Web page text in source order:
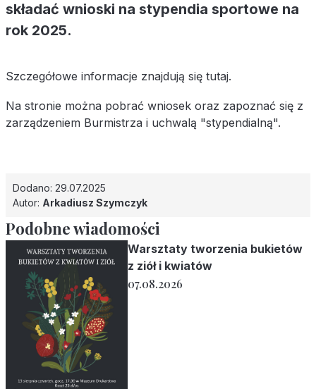
składać wnioski na stypendia sportowe na
rok 2025.
Szczegółowe informacje znajdują się tutaj.
Na stronie można pobrać wniosek oraz zapoznać się z
zarządzeniem Burmistrza i uchwalą "stypendialną".
Dodano: 29.07.2025
Autor: Arkadiusz Szymczyk
Podobne wiadomości
Warsztaty tworzenia bukietów
z ziół i kwiatów
07.08.2026